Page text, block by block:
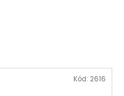
Kód: 2616